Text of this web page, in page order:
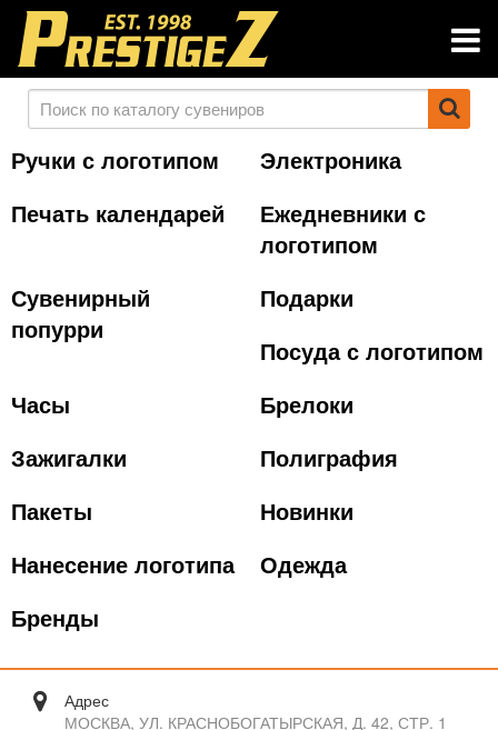
Ручки с логотипом
Электроника
Печать календарей
Ежедневники с
логотипом
Сувенирный
попурри
Подарки
Посуда с логотипом
Часы
Брелоки
Зажигалки
Полиграфия
Пакеты
Новинки
Нанесение логотипа
Одежда
Бренды
Адрес
МОСКВА, УЛ. КРАСНОБОГАТЫРСКАЯ, Д. 42, СТР. 1